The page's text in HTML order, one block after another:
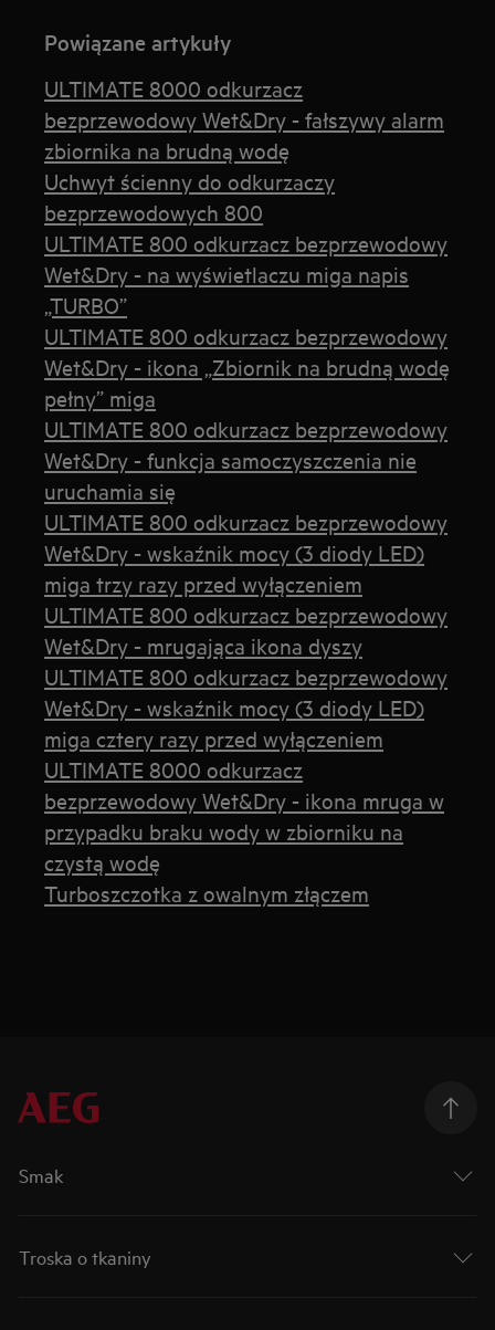
Powiązane artykuły
ULTIMATE 8000 odkurzacz
bezprzewodowy Wet&Dry - fałszywy alarm
zbiornika na brudną wodę
Uchwyt ścienny do odkurzaczy
bezprzewodowych 800
ULTIMATE 800 odkurzacz bezprzewodowy
Wet&Dry - na wyświetlaczu miga napis
„TURBO”
ULTIMATE 800 odkurzacz bezprzewodowy
Wet&Dry - ikona „Zbiornik na brudną wodę
pełny” miga
ULTIMATE 800 odkurzacz bezprzewodowy
Wet&Dry - funkcja samoczyszczenia nie
uruchamia się
ULTIMATE 800 odkurzacz bezprzewodowy
Wet&Dry - wskaźnik mocy (3 diody LED)
miga trzy razy przed wyłączeniem
ULTIMATE 800 odkurzacz bezprzewodowy
Wet&Dry - mrugająca ikona dyszy
ULTIMATE 800 odkurzacz bezprzewodowy
Wet&Dry - wskaźnik mocy (3 diody LED)
miga cztery razy przed wyłączeniem
ULTIMATE 8000 odkurzacz
bezprzewodowy Wet&Dry - ikona mruga w
przypadku braku wody w zbiorniku na
czystą wodę
Turboszczotka z owalnym złączem
Smak
Troska o tkaniny